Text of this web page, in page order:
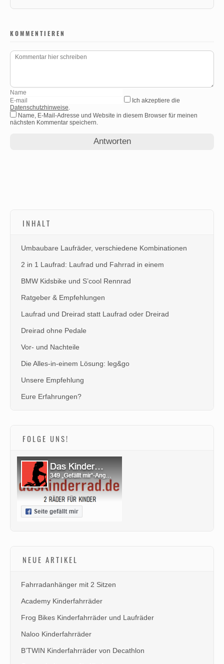
KOMMENTIEREN
Ich akzeptiere die
Datenschutzhinweise
Name, E-Mail-Adresse und Website in diesem Browser für meinen
nächsten Kommentar speichern.
INHALT
Umbaubare Laufräder, verschiedene Kombinationen
2 in 1 Laufrad: Laufrad und Fahrrad in einem
BMW Kidsbike und S’cool Rennrad
Ratgeber & Empfehlungen
Laufrad und Dreirad statt Laufrad oder Dreirad
Dreirad ohne Pedale
Vor- und Nachteile
Die Alles-in-einem Lösung: leg&go
Unsere Empfehlung
Eure Erfahrungen?
FOLGE UNS!
NEUE ARTIKEL
Fahrradanhänger mit 2 Sitzen
Academy Kinderfahrräder
Frog Bikes Kinderfahrräder und Laufräder
Naloo Kinderfahrräder
B’TWIN Kinderfahrräder von Decathlon